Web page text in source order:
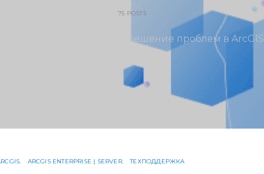
75 POSTS
Вопросы инсталляции и решение проблем в ArcGIS
ARCGIS ENTERPRISE | SERVER ТЕХПОДДЕРЖКА